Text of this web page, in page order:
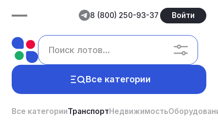
8 (800) 250-93-37 Войти
Все категории
Все категорииТранспортНедвижимость